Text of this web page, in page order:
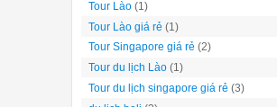
Tour Lào (1)
Tour Lào giá rẻ (1)
Tour Singapore giá rẻ (2)
Tour du lịch Lào (1)
Tour du lịch singapore giá rẻ (3)